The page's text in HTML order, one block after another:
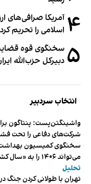
۴ آمریکا صرافی‌های
اسلامی را تحریم کرد
۵ سخنگوی قوه
دبیر‌کل حزب‌الله
انتخاب سردبیر
واشینگتن‌پست: پنتاگون
شرکت‌های دفاعی را تحت
سخنگوی کمیسیون
می‌تواند ۱۴۰۶ را به «سال کشتار بیماران» تبدیل کند
تحلیل
تهران با طولانی کردن جنگ